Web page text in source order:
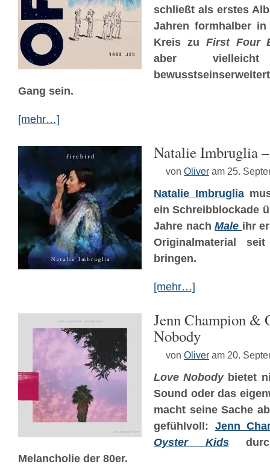
schließt als erstes
Jahren formhalber
Kreis zu First Four
aber
Gang sein.
[mehr…]
Natalie Imbruglia
von Oliver am 25.
Natalie Imbruglia
ein Schreibblockade
Jahre nach Male ihr
Originalmaterial
bringen.
[mehr…]
Jenn Champion &
Nobody
von Oliver am 20.
Love Nobodybietet
Sound oder das
macht seine Sache
gefühlvoll: Jenn
Oyster Kids
Melancholie der 80er.